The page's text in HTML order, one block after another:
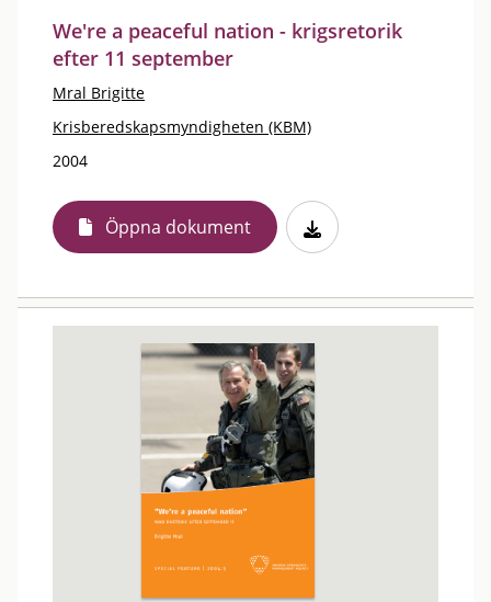
We're a peaceful nation - krigsretorik
efter 11 september
Mral Brigitte
Krisberedskapsmyndigheten (KBM)
2004
Öppna dokument